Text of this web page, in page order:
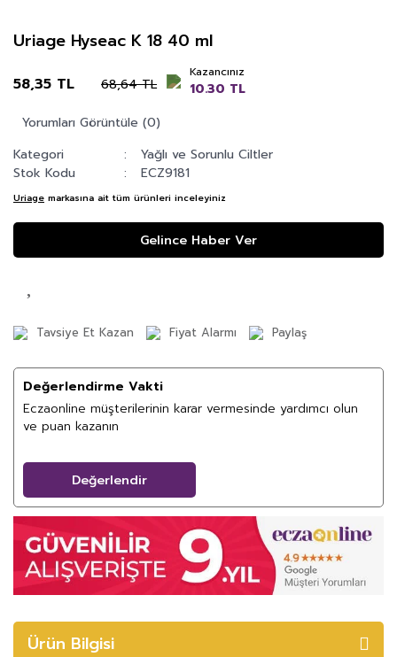
Uriage Hyseac K 18 40 ml
58,35 TL 68,64 TL
Kazancınız
10.30 TL
Yorumları Görüntüle (0)
Kategori
Yağlı ve Sorunlu Ciltler
Stok Kodu
ECZ9181
Uriage markasına ait tüm ürünleri inceleyiniz
Gelince Haber Ver
Tavsiye Et Kazan Fiyat Alarmı Paylaş
Değerlendirme Vakti
Eczaonline müşterilerinin karar vermesinde yardımcı olun
ve puan kazanın
Değerlendir
Ürün Bilgisi